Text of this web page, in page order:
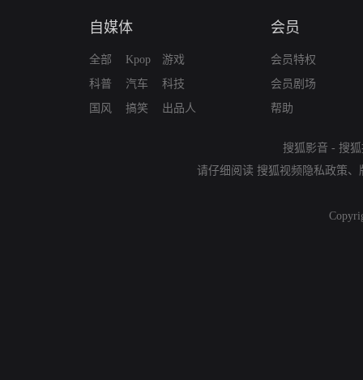
自媒体
全部
科普
国风
Kpop
汽车
搞笑
游戏
科技
出品人
会员
会员特权
会员剧场
帮助
搜狐影音 - 搜
请仔细阅读 搜狐视频隐私政策、